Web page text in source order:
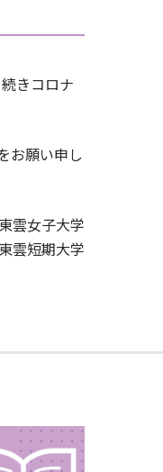
きコロナ
お願い申し
雲女子大学
雲短期大学